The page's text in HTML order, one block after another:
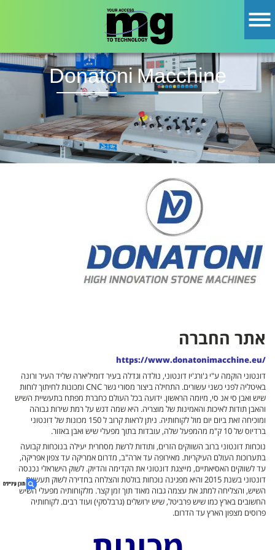
Donatoni Macchine
אתר החברה
https://www.donatonimacchine.eu/
דונטוני הוקמה ע"י ג'ורג'יו דונטוני, נולדה וגדלה בעיר דומיליארה שליד העיר ורונה
באיטליה לפני כשני עשורים. התחילה ביצור מסורי גשר CNC ומכונות לחיתוך לוחות
שיש ואבן סי אנ סי, מיומה הראשון. ידועה בכל העולם כחברת מפתח בתעשיית השיש
והאבן תודות לאיכות והאמינות של מוצריה. היא שמה דגש על רמת שירות גבוהה
ומוכיחה זאת ביום יום מול לקוחותיה. ניתן לראות קרוב ל 150 מכונות של דונטוני
ברדיוס של 10 ק"מ מהמפעל שלה, עובדות בתוך מפעלי שיש ואבן באזור.
נוכחות דונטוני ברוב השווקים הזרים, ותודות לרשת מסחרית יעילה בנוכחות קבועה
בתערוכות העולם העיקריות. מאירופה עד ארה"ב, מדרום אמריקה עד צפון אפריקה,
עד לשווקים האסיאתיים, מייצגת דונטוני את הקדימה והדיוק. לשוק הישראלי נכנסה
דונטוני בשנת 2015 והיא מפגינה נוכחות בולטת והצלחה בחדירה לשוק תעשיית
השיש, והצליחה למתג את עצמה גבוה מאוד תוך זמן קצר. מלקוחותיה מפעלי השיש
החשובים בארץ כמו שיש פרביטל, שיש ירושלים (גרבלסקי) ועוד רבים. לקוחותיה
פרוסים מצפון הארץ עד הדרום.